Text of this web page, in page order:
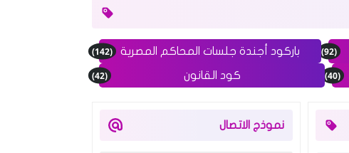
(92) باركود أجندة جلسات المحاكم المصرية (142)
(40) كود القانون (42)
نموذج الاتصال